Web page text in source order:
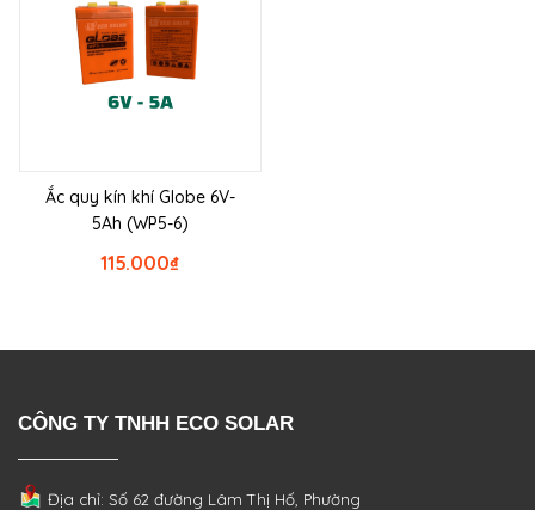
Ắc quy kín khí Globe 6V-
5Ah (WP5-6)
₫
115.000
CÔNG TY TNHH ECO SOLAR
Địa chỉ: Số 62 đường Lâm Thị Hố, Phường